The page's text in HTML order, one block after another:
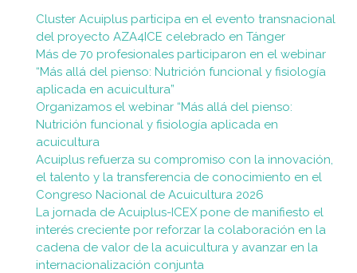
Cluster Acuiplus participa en el evento transnacional
del proyecto AZA4ICE celebrado en Tánger
Más de 70 profesionales participaron en el webinar
“Más allá del pienso: Nutrición funcional y fisiología
aplicada en acuicultura”
Organizamos el webinar “Más allá del pienso:
Nutrición funcional y fisiología aplicada en
acuicultura
Acuiplus refuerza su compromiso con la innovación,
el talento y la transferencia de conocimiento en el
Congreso Nacional de Acuicultura 2026
La jornada de Acuiplus-ICEX pone de manifiesto el
interés creciente por reforzar la colaboración en la
cadena de valor de la acuicultura y avanzar en la
internacionalización conjunta